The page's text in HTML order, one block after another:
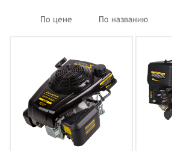
По цене По названию